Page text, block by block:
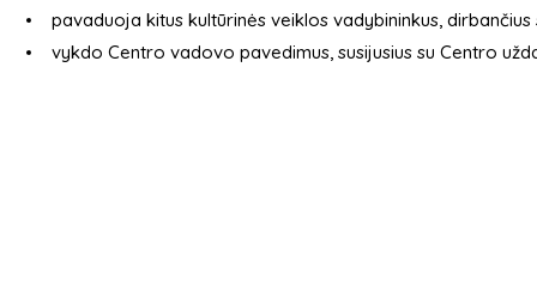
pavaduoja kitus kultūrinės veiklos vadybininkus,
vykdo Centro vadovo pavedimus, susijusius su Centro